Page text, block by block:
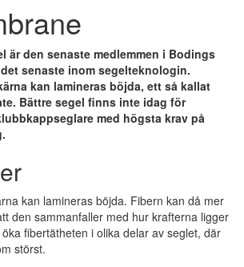
är den senaste medlemmen i Bodings
senaste inom segelteknologin.
kan lamineras böjda, ett så kallat
Bättre segel finns inte idag för
med högsta krav på
kan lamineras böjda. Fibern kan då mer
den sammanfaller med hur krafterna ligger
fibertätheten i olika delar av seglet, där
störst.